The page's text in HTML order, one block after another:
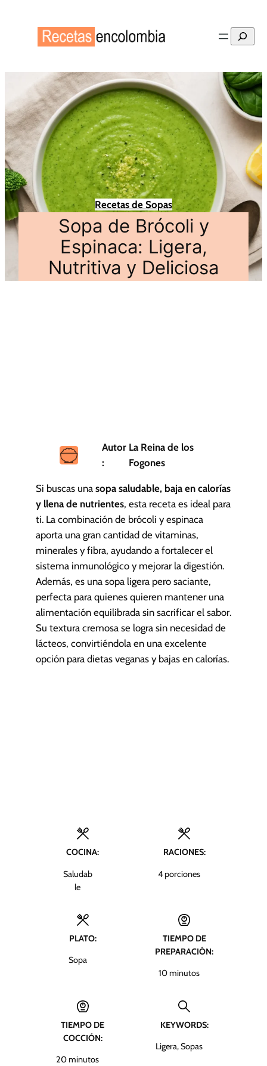
Buscar
Recetas de Sopas
Sopa de Brócoli y
Espinaca: Ligera,
Nutritiva y Deliciosa
Autor
:
La Reina de los
Fogones
Si buscas una sopa saludable, baja en calorías
y llena de nutrientes, esta receta es ideal para
ti. La combinación de brócoli y espinaca
aporta una gran cantidad de vitaminas,
minerales y fibra, ayudando a fortalecer el
sistema inmunológico y mejorar la digestión.
Además, es una sopa ligera pero saciante,
perfecta para quienes quieren mantener una
alimentación equilibrada sin sacrificar el sabor.
Su textura cremosa se logra sin necesidad de
lácteos, convirtiéndola en una excelente
opción para dietas veganas y bajas en calorías.
COCINA:
Saludab
le
RACIONES:
4porciones
PLATO:
Sopa
TIEMPO DE
PREPARACIÓN:
10m
t
s
minutos
TIEMPO DE
COCCIÓN:
20m
minutos
KEYWORDS:
Ligera, Sopas